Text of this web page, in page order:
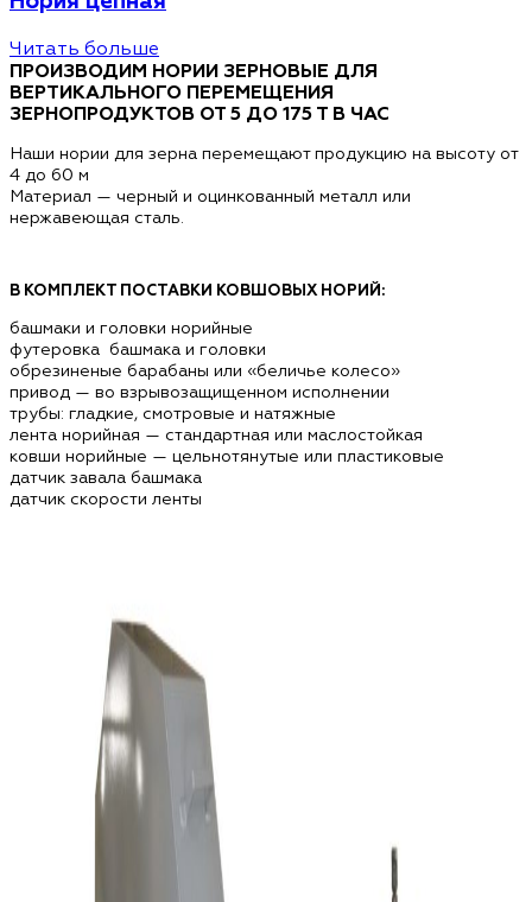
Читать больше
ПРОИЗВОДИМ НОРИИ ЗЕРНОВЫЕ ДЛЯ
ВЕРТИКАЛЬНОГО ПЕРЕМЕЩЕНИЯ
ЗЕРНОПРОДУКТОВ ОТ 5 ДО 175 Т В ЧАС
Наши нории для зерна перемещают продукцию на высоту от
4 до 60 м
Материал — черный и оцинкованный металл или
нержавеющая сталь.
В КОМПЛЕКТ ПОСТАВКИ КОВШОВЫХ НОРИЙ:
башмаки и головки норийные
футеровка башмака и головки
обрезиненые барабаны или «беличье колесо»
привод — во взрывозащищенном исполнении
трубы: гладкие, смотровые и натяжные
лента норийная — стандартная или маслостойкая
ковши норийные — цельнотянутые или пластиковые
датчик завала башмака
датчик скорости ленты